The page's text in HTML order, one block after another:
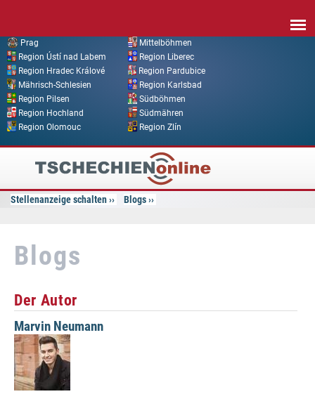
Prag
Mittelböhmen
Region Ústí nad Labem
Region Liberec
Region Hradec Králové
Region Pardubice
Mährisch-Schlesien
Region Karlsbad
Region Pilsen
Südböhmen
Region Hochland
Südmähren
Region Olomouc
Region Zlín
Tschechien
Online
Stellenanzeige schalten Blogs
Blogs
Der Autor
Marvin Neumann